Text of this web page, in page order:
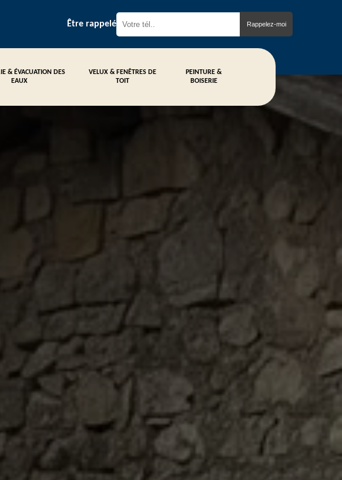
Être rappelé
& ÉVACUATION DES
EAUX
VELUX & FENÊTRES DE
TOIT
PEINTURE &
BOISERIE